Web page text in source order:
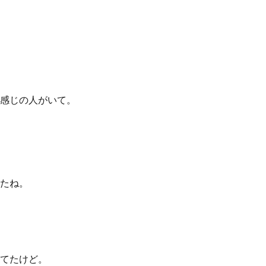
じの人がいて。
ね。
たけど。